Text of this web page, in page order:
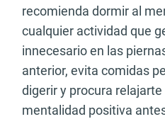
recomienda dormir al
cualquier actividad que
innecesario en las
anterior, evita comidas
digerir y procura
mentalidad positiva